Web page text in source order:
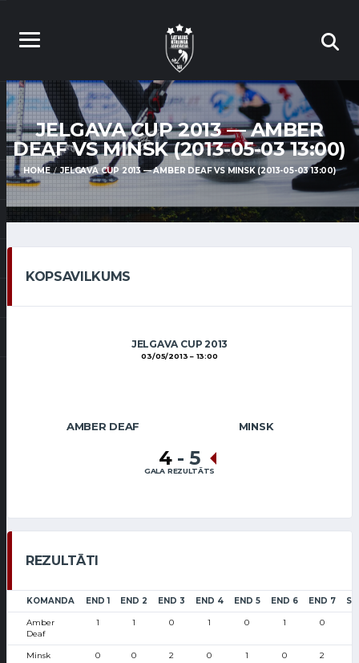
JELGAVA CUP 2013 — AMBER
DEAF VS MINSK (2013-05-03 13:00)
HOME JELGAVA CUP 2013 — AMBER DEAF VS MINSK (2013-05-03 13:00)
KOPSAVILKUMS
JELGAVA CUP 2013
03/05/2013 13:00
AMBER DEAF MINSK
4 - 5
GALA REZULTĀTS
REZULTĀTI
KOMANDA END 1 END 2 END 3 END 4 END 5 END 6 END 7
Amber
Deaf
1 1 0 1 0 1 0
Minsk 0 0 2 0 1 0 2